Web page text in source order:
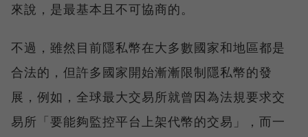
來說，是最基本且不可協商的。
不過，雖然目前隱私幣在大多數國家和地區都是
合法的，但許多國家開始漸漸限制隱私幣的發
展，例如，全球最大交易所就曾因為法規要求交
易所「要能夠監控平台上架代幣的交易」，而一